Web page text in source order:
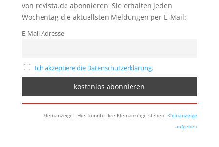
von revista.de abonnieren. Sie erhalten jeden
Wochentag die aktuellsten Meldungen per E-Mail:
E-Mail Adresse
Ich akzeptiere die Datenschutzerklärung.
Kleinanzeige - Hier könnte Ihre Kleinanzeige stehen: Kleinanzeige
aufgeben